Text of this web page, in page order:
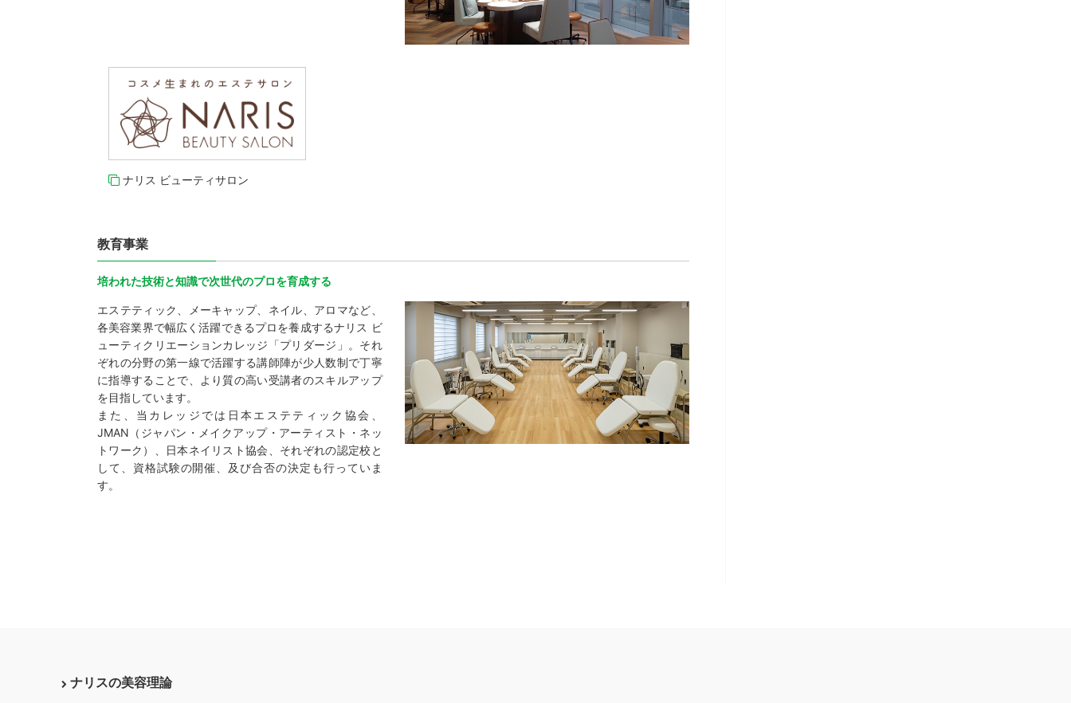
ナリス ビューティサロン
教育事業
培われた技術と知識で次世代のプロを育成する
エステティック、メーキャップ、ネイル、アロマなど、
各美容業界で幅広く活躍できるプロを養成するナリス ビ
ューティクリエーションカレッジ「プリダージ」。それ
ぞれの分野の第一線で活躍する講師陣が少人数制で丁寧
に指導することで、より質の高い受講者のスキルアップ
を目指しています。
また、当カレッジでは日本エステティック協会、
JMAN（ジャパン・メイクアップ・アーティスト・ネッ
トワーク）、日本ネイリスト協会、それぞれの認定校と
して、資格試験の開催、及び合否の決定も行っていま
す。
ナリスの美容理論